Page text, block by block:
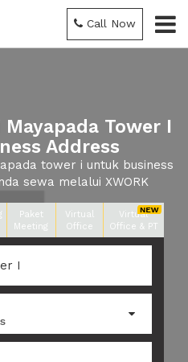
Call Now
Tower I
Address
tower i untuk business
sewa melalui XWORK
Paket
Meeting
Virtual
Office
Virtual
Office & PT